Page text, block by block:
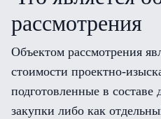
рассмотрения
Объектом рассмотрения
стоимости проектно-
подготовленные в составе
закупки либо как